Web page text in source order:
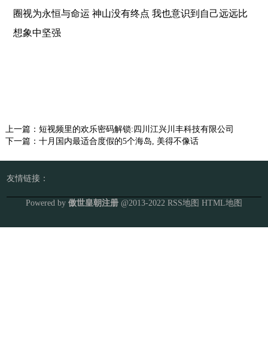
圈视为永恒与命运 神山没有终点 我也意识到自己远远比
想象中坚强
上一篇： 短视频里的欢乐密码解锁:四川江兴川丰科技有限公司
下一篇： 十月国内最适合度假的5个海岛, 美得不像话
友情链接：
Powered by 傲世皇朝注册 @2013-2022 RSS地图 HTML地图